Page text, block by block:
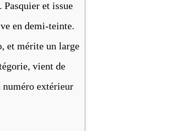
et issue
en demi-teinte.
et mérite un large
vient de
numéro extérieur